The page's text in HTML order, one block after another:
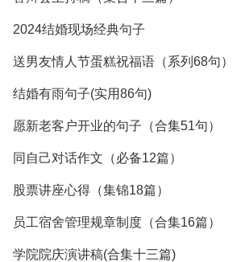
2024结婚现场经典句子
送男友情人节蛋糕祝福语（系列68句）
结婚有雨句子(实用86句)
愿新老客户开业的句子（合集51句）
同自己对话作文（必备12篇）
股票讲座心得（集锦18篇）
员工宿舍管理规章制度（合集16篇）
学院院庆演讲稿(合集十三篇)